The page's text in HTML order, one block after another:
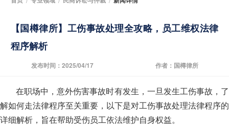
【国樽律所】工伤事故处理全攻略，员工维权法律
程序解析
发布时间：2025/04/17 作者：国樽律所
在职场中，意外伤害事故时有发生，一旦发生工伤事故，了
解如何走法律程序至关重要，以下是对工伤事故处理法律程序的
详细解析，旨在帮助受伤员工依法维护自身权益。